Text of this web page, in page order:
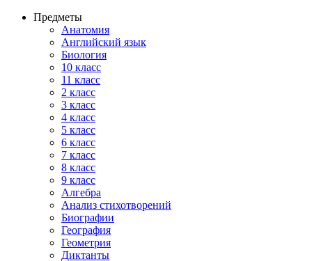
Предметы
Анатомия
Английский язык
Биология
10 класс
11 класс
2 класс
3 класс
4 класс
5 класс
6 класс
7 класс
8 класс
9 класс
Алгебра
Анализ стихотворений
Биографии
География
Геометрия
Диктанты